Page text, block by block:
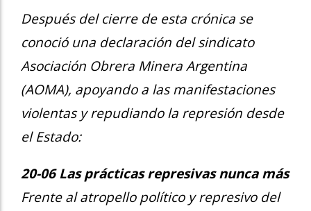
Después del cierre de esta crónica se
conoció una declaración del sindicato
Asociación Obrera Minera Argentina
(AOMA), apoyando a las manifestaciones
violentas y repudiando la represión desde
el Estado:
20-06 Las prácticas represivas nunca más
Frente al atropello político y represivo del